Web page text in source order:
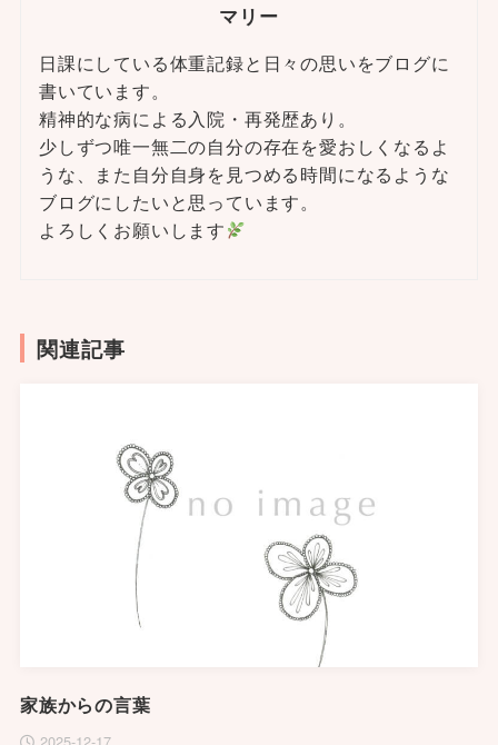
マリー
日課にしている体重記録と日々の思いをブログに
書いています。
精神的な病による入院・再発歴あり。
少しずつ唯一無二の自分の存在を愛おしくなるよ
うな、また自分自身を見つめる時間になるような
ブログにしたいと思っています。
よろしくお願いします
関連記事
家族からの言葉
2025-12-17